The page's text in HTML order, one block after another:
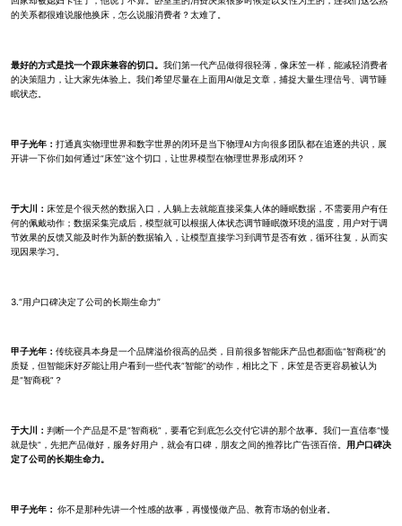
的关系都很难说服他换床，怎么说服消费者？太难了。
最好的方式是找一个跟床兼容的切口。 我们第一代产品做得很轻薄，像床笠一样，能减轻消费者
的决策阻力，让大家先体验上。我们希望尽量在上面用AI做足文章，捕捉大量生理信号、调节睡
眠状态。
甲子光年： 打通真实物理世界和数字世界的闭环是当下物理AI方向很多团队都在追逐的共识，展
开讲一下你们如何通过“床笠”这个切口，让世界模型在物理世界形成闭环？
于大川： 床笠是个很天然的数据入口，人躺上去就能直接采集人体的睡眠数据，不需要用户有任
何的佩戴动作；数据采集完成后，模型就可以根据人体状态调节睡眠微环境的温度，用户对于调
节效果的反馈又能及时作为新的数据输入，让模型直接学习到调节是否有效，循环往复，从而实
现因果学习。
3.“用户口碑决定了公司的长期生命力”
甲子光年： 传统寝具本身是一个品牌溢价很高的品类，目前很多智能床产品也都面临“智商税”的
质疑，但智能床好歹能让用户看到一些代表“智能”的动作，相比之下，床笠是否更容易被认为
是“智商税”？
于大川： 判断一个产品是不是“智商税”，要看它到底怎么交付它讲的那个故事。我们一直信奉“慢
就是快”，先把产品做好，服务好用户，就会有口碑，朋友之间的推荐比广告强百倍。 用户口碑决
定了公司的长期生命力。
甲子光年： 你不是那种先讲一个性感的故事，再慢慢做产品、教育市场的创业者。